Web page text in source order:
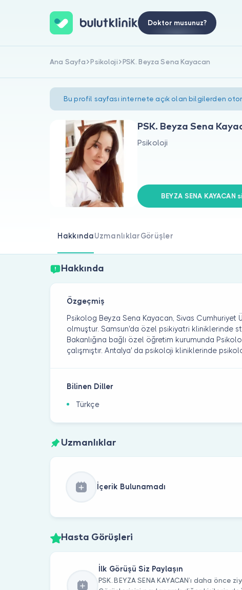
Doktor musunuz?
Ana Sayfa Psikoloji PSK. Beyza Sena Kayacan
Bu profil sayfası internete açık olan bilgilerden
PSK. Beyza Sena
Psikoloji
BEYZA SENA KAYACAN
HakkındaUzmanlıklarGörüşler
Hakkında
Özgeçmiş
Psikolog Beyza Sena Kayacan, Sivas Cumhuriyet
olmuştur. Samsun'da özel psikiyatri kliniklerinde
Bakanlığına bağlı özel öğretim kurumunda
çalışmıştır. Antalya' da psikoloji kliniklerinde
Bilinen Diller
Türkçe
Uzmanlıklar
İçerik Bulunamadı
Hasta Görüşleri
İlk Görüşü Siz Paylaşın
PSK. BEYZA SENA KAYACAN’ı daha önce